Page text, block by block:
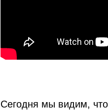
Сегодня мы видим,